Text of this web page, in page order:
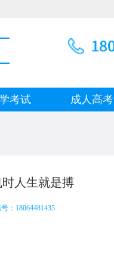
考试 成人高考
人生就是搏
：18064481435